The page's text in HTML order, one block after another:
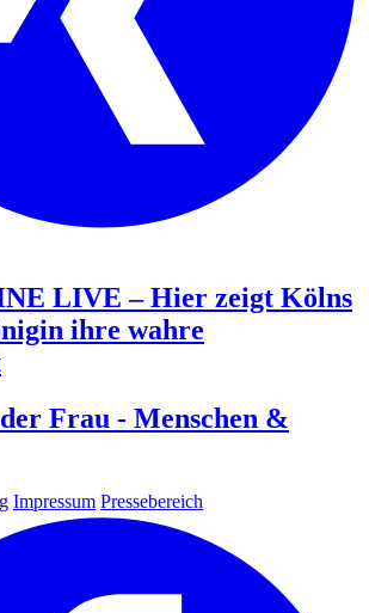
LIVE – Hier zeigt Kölns
ihre wahre
Frau - Menschen &
Impressum Pressebereich